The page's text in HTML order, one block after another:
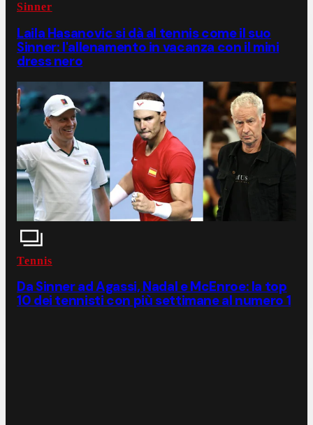
Sinner
Laila Hasanovic si dà al tennis come il suo
Sinner: l'allenamento in vacanza con il mini
dress nero
Tennis
Da Sinner ad Agassi, Nadal e McEnroe: la top
10 dei tennisti con più settimane al numero 1